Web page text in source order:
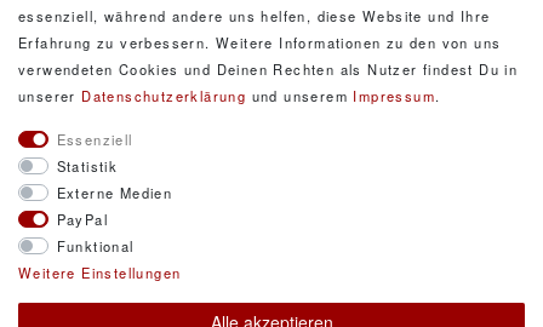
Hiermit bestätige ich, dass ich die
Daten­schutz­erklärung
gelesen habe. Meine Einwilligung kann ich jederzeit
widerrufen.**
© Copyright 2026 DarXity GbR. Gestaltung, Design
und Style durch DarXity GbR. Alle Rechte
essenziell, während andere uns helfen, diese Website und Ihre
Erfahrung zu verbessern. Weitere Informationen zu den von uns
verwendeten Cookies und Deinen Rechten als Nutzer findest Du in
unserer Daten­schutz­erklärung und unserem Impressum.
Essenziell
Statistik
Externe Medien
PayPal
Funktional
Weitere Einstellungen
Alle akzeptieren